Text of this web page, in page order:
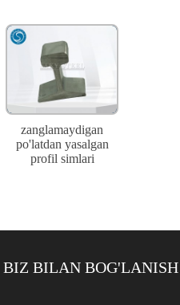
zanglamaydigan
po'latdan yasalgan
profil simlari
BIZ BILAN BOG'LANISH